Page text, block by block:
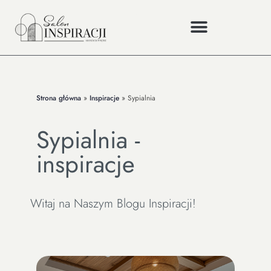
Strona główna » Inspiracje » Sypialnia
Sypialnia -
inspiracje
Witaj na Naszym Blogu Inspiracji!